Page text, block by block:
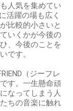
人気を集めてい
活躍の場も広く
比較的小さいと
いくかが今後の
、今後のことを
です。
（ジーフレ
す。一生懸命頑
なってしまう人
ちの音楽に触れ